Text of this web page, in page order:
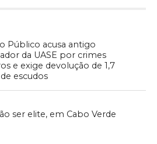
Público acusa antigo
da UASE por crimes
e exige devolução de 1,7
escudos
ser elite, em Cabo Verde